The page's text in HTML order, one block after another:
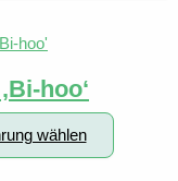
hoo‘
wählen
Produkt